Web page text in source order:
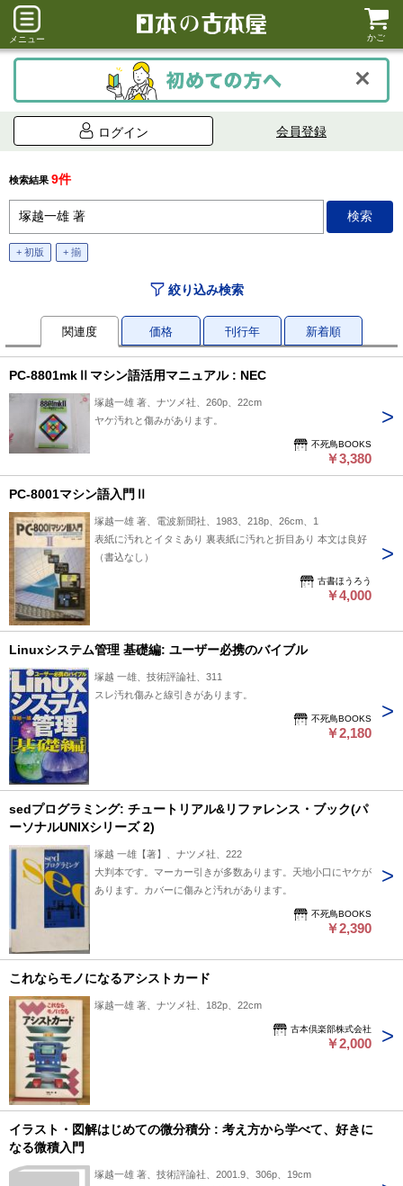
メニュー かご
ログイン 会員登録
検索結果 9件
+ 初版 + 揃
絞り込み検索
関連度 価格 刊行年 新着順
PC-8801mkⅡマシン語活用マニュアル : NEC
塚越一雄 著、ナツメ社、260p、22cm
ヤケ汚れと傷みがあります。
不死鳥BOOKS
￥3,380
PC-8001マシン語入門Ⅱ
塚越一雄 著、電波新聞社、1983、218p、26cm、1
表紙に汚れとイタミあり 裏表紙に汚れと折目あり 本文は良好
（書込なし）
古書ほうろう
￥4,000
Linuxシステム管理 基礎編: ユーザー必携のバイブル
塚越 一雄、技術評論社、311
スレ汚れ傷みと線引きがあります。
不死鳥BOOKS
￥2,180
sedプログラミング: チュートリアル&リファレンス・ブック(パ
ーソナルUNIXシリーズ 2)
塚越 一雄【著】、ナツメ社、222
大判本です。マーカー引きが多数あります。天地小口にヤケが
あります。カバーに傷みと汚れがあります。
不死鳥BOOKS
￥2,390
これならモノになるアシストカード
塚越一雄 著、ナツメ社、182p、22cm
古本倶楽部株式会社
￥2,000
イラスト・図解はじめての微分積分 : 考え方から学べて、好きに
なる微積入門
塚越一雄 著、技術評論社、2001.9、306p、19cm